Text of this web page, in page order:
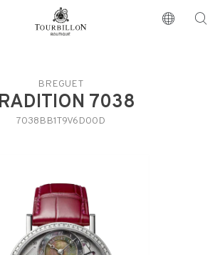
www.tourbillon.com/fr
BREGUET
7038
7038BB1T9V6D00D